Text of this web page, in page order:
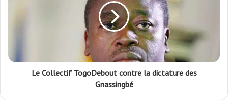
Le Collectif TogoDebout contre la dictature des
Gnassingbé